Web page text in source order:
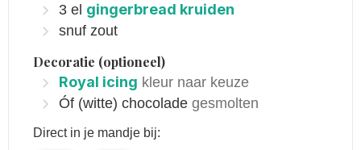
3 el gingerbread kruiden
snuf zout
Decoratie (optioneel)
Royal icing kleur naar keuze
Óf (witte) chocolade gesmolten
Direct in je mandje bij: